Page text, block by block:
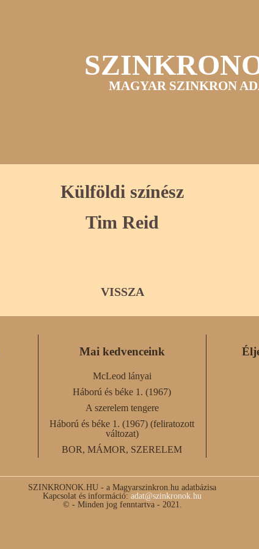
MAGYAR SZINKRON
Külföldi színész
Tim Reid
VISSZA
Mai kedvenceink
McLeod lányai
Háború és béke 1. (1967)
A szerelem tengere
Háború és béke 1. (1967) (feliratozott
változat)
BOR, MÁMOR, SZERELEM
SZINKRONOK.HU - a Magyarszinkron.hu adatbázisa
Kapcsolat és információ: adat@szinkronok.hu
© - Minden jog fenntartva - 2021.